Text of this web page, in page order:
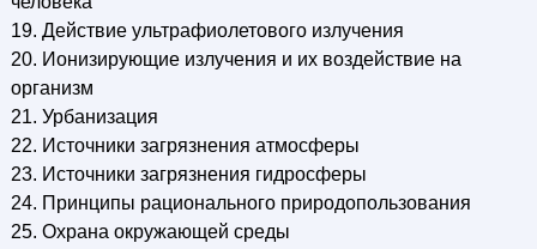
19. Действие ультрафиолетового излучения
20. Ионизирующие излучения и их воздействие на
организм
21. Урбанизация
22. Источники загрязнения атмосферы
23. Источники загрязнения гидросферы
24. Принципы рационального природопользования
25. Охрана окружающей среды